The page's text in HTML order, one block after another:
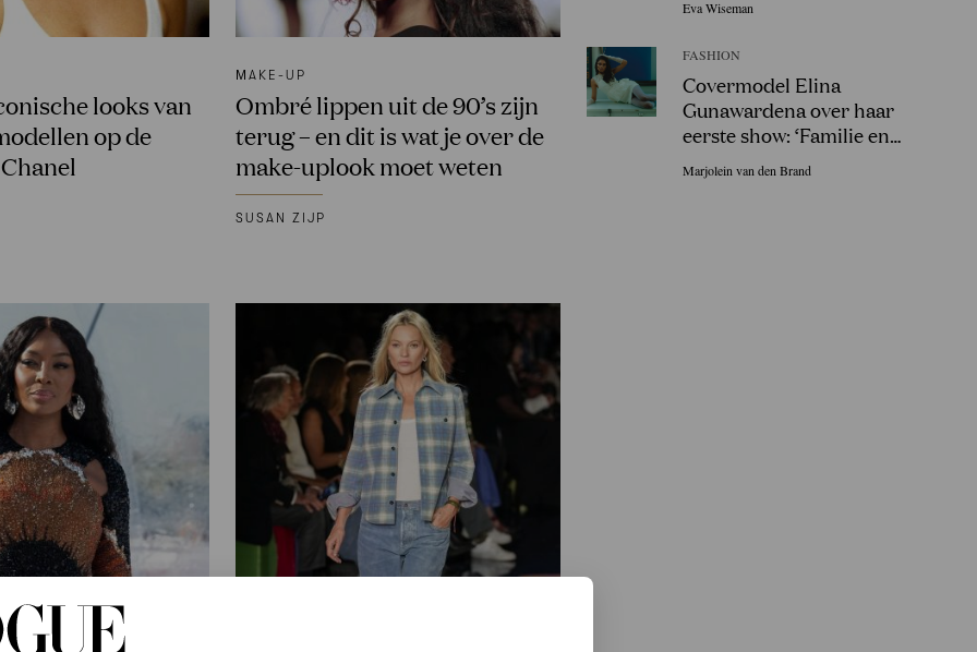
looks van
op de
ΜAKE-UP
Ombré lippen uit de 90’s zijn
terug – en dit is wat je over de
make-uplook moet weten
SUSAN ZIJP
Eva Wiseman
FASHION
Covermodel Elina
Gunawardena over haar
eerste show: ‘Familie en
vrienden in Sri Lanka gingen
uit hun dak!’
Marjolein van den Brand